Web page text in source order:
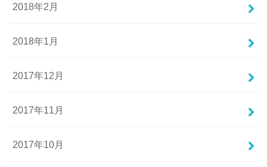
2018年2月
2018年1月
2017年12月
2017年11月
2017年10月